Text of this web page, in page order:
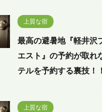
上質な宿
最高の避暑地『軽井沢
エスト』の予約が取れ
テルを予約する裏技！！
上質な宿